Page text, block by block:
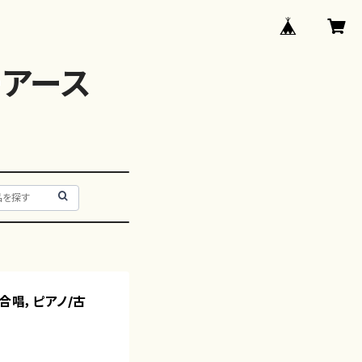
ース
，ピアノ/古